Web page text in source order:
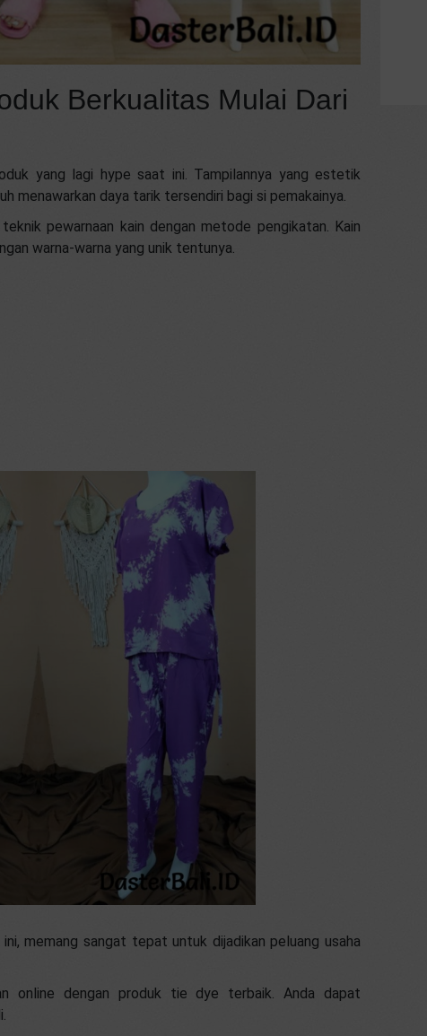
Berkualitas Mulai Dari
yang lagi hype saat ini. Tampilannya yang estetik
menawarkan daya tarik tersendiri bagi si pemakainya.
pewarnaan kain dengan metode pengikatan. Kain
warna-warna yang unik tentunya.
memang sangat tepat untuk dijadikan peluang usaha
online dengan produk tie dye terbaik. Anda dapat